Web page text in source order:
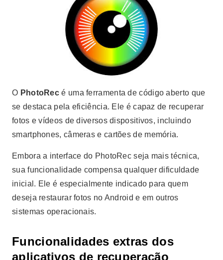
O PhotoRec é uma ferramenta de código aberto que
se destaca pela eficiência. Ele é capaz de recuperar
fotos e vídeos de diversos dispositivos, incluindo
smartphones, câmeras e cartões de memória.
Embora a interface do PhotoRec seja mais técnica,
sua funcionalidade compensa qualquer dificuldade
inicial. Ele é especialmente indicado para quem
deseja restaurar fotos no Android e em outros
sistemas operacionais.
Funcionalidades extras dos
aplicativos de recuperação